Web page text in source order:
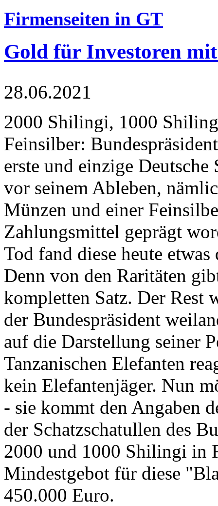
Firmenseiten in GT
Gold für Investoren
28.06.2021
2000 Shilingi, 1000
Feinsilber:
erste und einzige Deutsche
vor seinem Ableben,
Münzen und einer
Zahlungsmittel geprägt
Tod fand diese heute
Denn von den Raritäten
kompletten Satz. Der Rest
der Bundespräsident
auf die Darstellung seiner
Tanzanischen Elefanten
kein Elefantenjäger. Nun
- sie kommt den Angaben
der Schatzschatullen des
2000 und 1000 Shilingi in
Mindestgebot für diese
450.000 Euro.